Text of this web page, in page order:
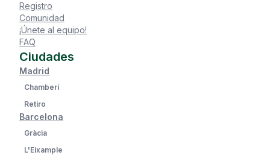
Registro
Comunidad
¡Únete al equipo!
FAQ
Ciudades
Madrid
Chamberí
Retiro
Barcelona
Gràcia
L'Eixample